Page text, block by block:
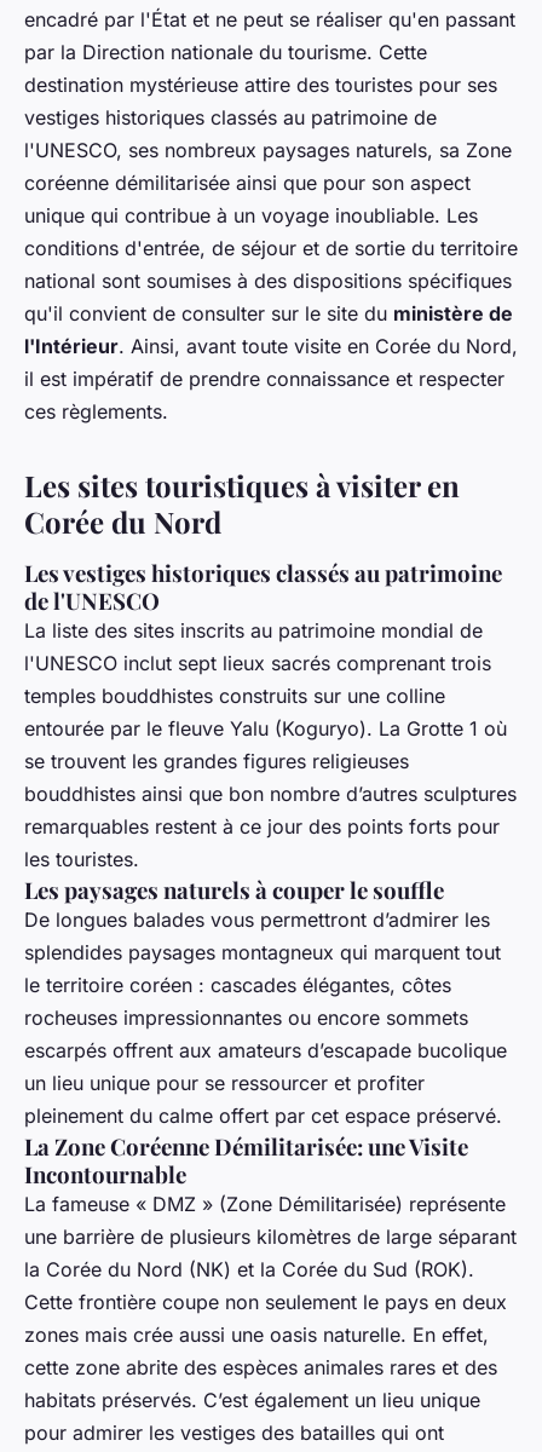
encadré par l'État et ne peut se réaliser qu'en passant
par la Direction nationale du tourisme. Cette
destination mystérieuse attire des touristes pour ses
vestiges historiques classés au patrimoine de
l'UNESCO, ses nombreux paysages naturels, sa Zone
coréenne démilitarisée ainsi que pour son aspect
unique qui contribue à un voyage inoubliable. Les
conditions d'entrée, de séjour et de sortie du territoire
national sont soumises à des dispositions spécifiques
qu'il convient de consulter sur le site du ministère de
l'Intérieur. Ainsi, avant toute visite en Corée du Nord,
il est impératif de prendre connaissance et respecter
ces règlements.
Les sites touristiques à visiter en
Corée du Nord
Les vestiges historiques classés au patrimoine
de l'UNESCO
La liste des sites inscrits au patrimoine mondial de
l'UNESCO inclut sept lieux sacrés comprenant trois
temples bouddhistes construits sur une colline
entourée par le fleuve Yalu (Koguryo). La Grotte 1 où
se trouvent les grandes figures religieuses
bouddhistes ainsi que bon nombre d’autres sculptures
remarquables restent à ce jour des points forts pour
les touristes.
Les paysages naturels à couper le souffle
De longues balades vous permettront d’admirer les
splendides paysages montagneux qui marquent tout
le territoire coréen : cascades élégantes, côtes
rocheuses impressionnantes ou encore sommets
escarpés offrent aux amateurs d’escapade bucolique
un lieu unique pour se ressourcer et profiter
pleinement du calme offert par cet espace préservé.
La Zone Coréenne Démilitarisée: une Visite
Incontournable
La fameuse « DMZ » (Zone Démilitarisée) représente
une barrière de plusieurs kilomètres de large séparant
la Corée du Nord (NK) et la Corée du Sud (ROK).
Cette frontière coupe non seulement le pays en deux
zones mais crée aussi une oasis naturelle. En effet,
cette zone abrite des espèces animales rares et des
habitats préservés. C’est également un lieu unique
pour admirer les vestiges des batailles qui ont